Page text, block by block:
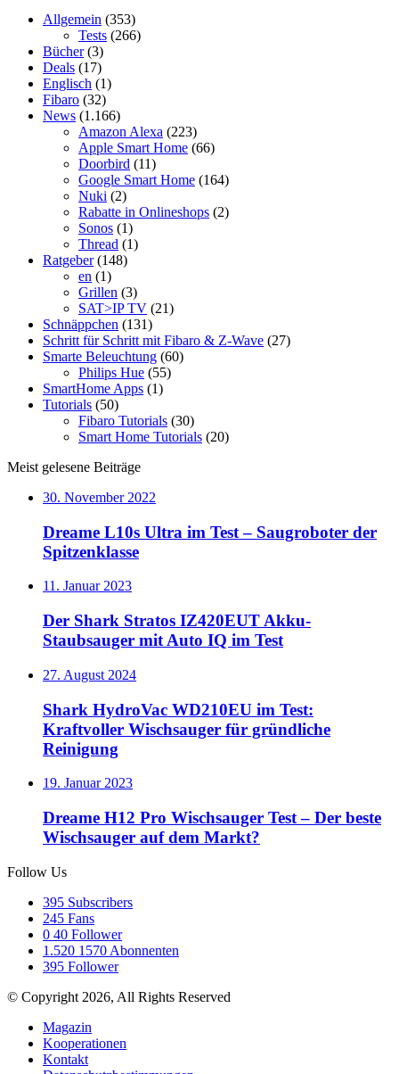
Allgemein (353)
Tests (266)
Bücher(3)
Deals (17)
Englisch (1)
Fibaro (32)
News (1.166)
Amazon Alexa (223)
Apple Smart Home (66)
Doorbird (11)
Google Smart Home (164)
Nuki (2)
Rabatte in Onlineshops (2)
Sonos (1)
Thread (1)
Ratgeber(148)
en (1)
Grillen (3)
SAT>IP TV (21)
Schnäppchen (131)
Schritt für Schritt mit Fibaro & Z-Wave (27)
Smarte Beleuchtung (60)
Philips Hue (55)
SmartHome Apps (1)
Tutorials (50)
Fibaro Tutorials (30)
Smart Home Tutorials (20)
Meist gelesene Beiträge
30. November 2022
Dreame L10s Ultra im Test – Saugroboter der
Spitzenklasse
11. Januar 2023
Der Shark Stratos IZ420EUT Akku-
Staubsauger mit Auto IQ im Test
27. August 2024
Shark HydroVac WD210EU im Test:
Kraftvoller Wischsauger für gründliche
Reinigung
19. Januar 2023
Dreame H12 Pro Wischsauger Test – Der beste
Wischsauger auf dem Markt?
Follow Us
395 Subscribers
245 Fans
0 40 Follower
1.520 1570 Abonnenten
395 Follower
© Copyright 2026, All Rights Reserved
Magazin
Kooperationen
Kontakt